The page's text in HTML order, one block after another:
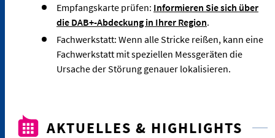
Empfangskarte prüfen: Informieren Sie sich über
die DAB+-Abdeckung in Ihrer Region.
Fachwerkstatt: Wenn alle Stricke reißen, kann eine
Fachwerkstatt mit speziellen Messgeräten die
Ursache der Störung genauer lokalisieren.
AKTUELLES & HIGHLIGHTS